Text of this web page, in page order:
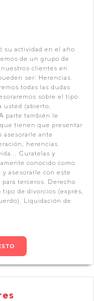
su actividad en el año
de un grupo de
nuestros clientes en
ser: Herencias.
todas las dudas
sobre el tipo
usted (abierto,
parte también le
tienen que presentar
asesorarle ante
herencias
Curatelas y
conocido como
asesorarle con este
terceros. Derecho
de divorcios (exprés,
Liquidación de